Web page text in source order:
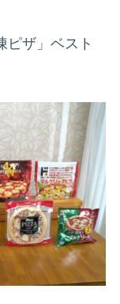
ピザ」ベスト